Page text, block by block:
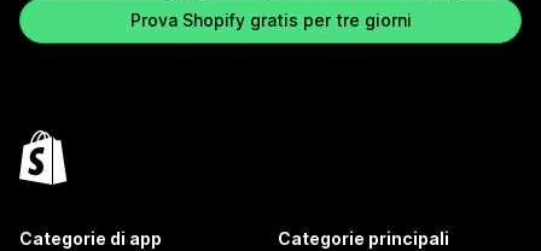
Prova Shopify gratis per tre giorni
Categorie di app Categorie principali